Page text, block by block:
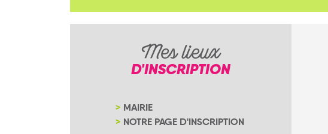
Mes lieux
D'INSCRIPTION
MAIRIE
NOTRE PAGE D'INSCRIPTION